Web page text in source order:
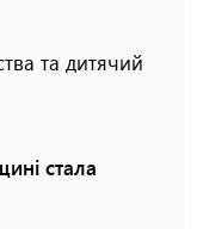
та дитячий
стала